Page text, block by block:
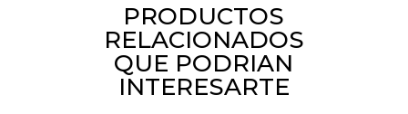
PRODUCTOS
RELACIONADOS
QUE PODRIAN
INTERESARTE